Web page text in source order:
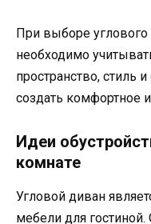
При выборе
необходимо
пространство, стиль
создать комфортное
Идеи
комнате
Угловой диван
мебели для гостиной.